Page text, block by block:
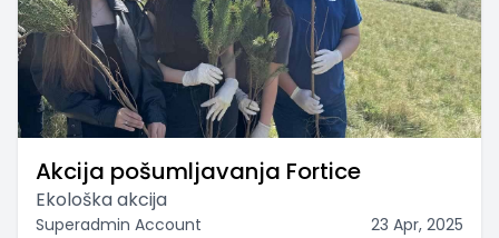
Akcija pošumljavanja Fortice
Ekološka akcija
Superadmin Account 23 Apr, 2025